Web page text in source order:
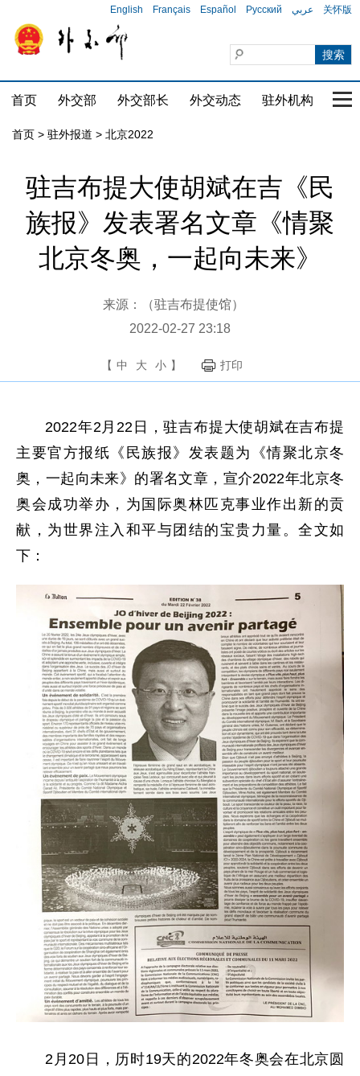
English Français Español Русский عربي 关怀版
首页 外交部 外交部长 外交动态 驻外机构 国
首页 > 驻外报道 > 北京2022
驻吉布提大使胡斌在吉《民
族报》发表署名文章《情聚
北京冬奥，一起向未来》
来源：（驻吉布提使馆）
2022-02-27 23:18
【 中 大 小 】 打印
2022年2月22日，驻吉布提大使胡斌在吉布提
主要官方报纸《民族报》发表题为《情聚北京冬
奥，一起向未来》的署名文章，宣介2022年北京冬
奥会成功举办，为国际奥林匹克事业作出新的贡
献，为世界注入和平与团结的宝贵力量。全文如
下：
2月20日，历时19天的2022年冬奥会在北京圆